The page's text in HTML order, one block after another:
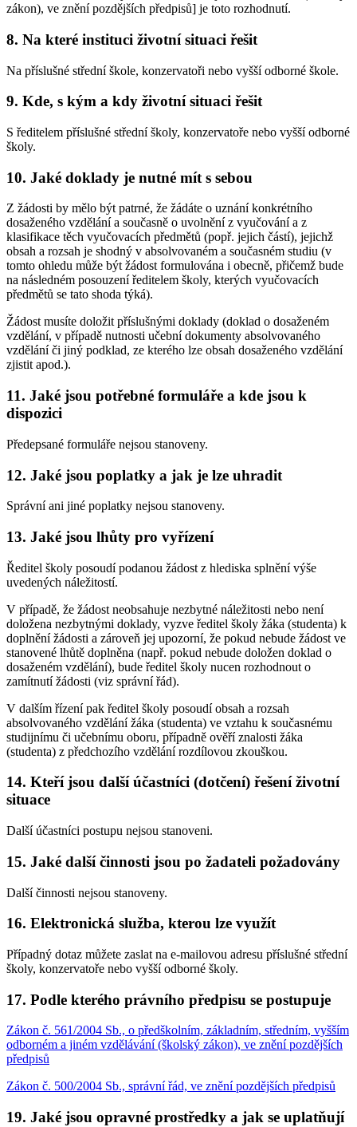
zákon), ve znění pozdějších předpisů] je toto rozhodnutí.
8. Na které instituci životní situaci řešit
Na příslušné střední škole, konzervatoři nebo vyšší odborné škole.
9. Kde, s kým a kdy životní situaci řešit
S ředitelem příslušné střední školy, konzervatoře nebo vyšší odborné
školy.
10. Jaké doklady je nutné mít s sebou
Z žádosti by mělo být patrné, že žádáte o uznání konkrétního
dosaženého vzdělání a současně o uvolnění z vyučování a z
klasifikace těch vyučovacích předmětů (popř. jejich částí), jejichž
obsah a rozsah je shodný v absolvovaném a současném studiu (v
tomto ohledu může být žádost formulována i obecně, přičemž bude
na následném posouzení ředitelem školy, kterých vyučovacích
předmětů se tato shoda týká).
Žádost musíte doložit příslušnými doklady (doklad o dosaženém
vzdělání, v případě nutnosti učební dokumenty absolvovaného
vzdělání či jiný podklad, ze kterého lze obsah dosaženého vzdělání
zjistit apod.).
11. Jaké jsou potřebné formuláře a kde jsou k
dispozici
Předepsané formuláře nejsou stanoveny.
12. Jaké jsou poplatky a jak je lze uhradit
Správní ani jiné poplatky nejsou stanoveny.
13. Jaké jsou lhůty pro vyřízení
Ředitel školy posoudí podanou žádost z hlediska splnění výše
uvedených náležitostí.
V případě, že žádost neobsahuje nezbytné náležitosti nebo není
doložena nezbytnými doklady, vyzve ředitel školy žáka (studenta) k
doplnění žádosti a zároveň jej upozorní, že pokud nebude žádost ve
stanovené lhůtě doplněna (např. pokud nebude doložen doklad o
dosaženém vzdělání), bude ředitel školy nucen rozhodnout o
zamítnutí žádosti (viz správní řád).
V dalším řízení pak ředitel školy posoudí obsah a rozsah
absolvovaného vzdělání žáka (studenta) ve vztahu k současnému
studijnímu či učebnímu oboru, případně ověří znalosti žáka
(studenta) z předchozího vzdělání rozdílovou zkouškou.
14. Kteří jsou další účastníci (dotčení) řešení životní
situace
Další účastníci postupu nejsou stanoveni.
15. Jaké další činnosti jsou po žadateli požadovány
Další činnosti nejsou stanoveny.
16. Elektronická služba, kterou lze využít
Případný dotaz můžete zaslat na e-mailovou adresu příslušné střední
školy, konzervatoře nebo vyšší odborné školy.
17. Podle kterého právního předpisu se postupuje
Zákon č. 561/2004 Sb., o předškolním, základním, středním, vyšším
odborném a jiném vzdělávání (školský zákon), ve znění pozdějších
předpisů
Zákon č. 500/2004 Sb., správní řád, ve znění pozdějších předpisů
19. Jaké jsou opravné prostředky a jak se uplatňují